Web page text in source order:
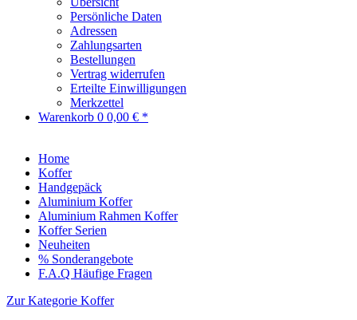
Persönliche Daten
Adressen
Zahlungsarten
Bestellungen
Vertrag widerrufen
Erteilte Einwilligungen
Merkzettel
Warenkorb 0 0,00 € *
Home
Koffer
Handgepäck
Aluminium Koffer
Aluminium Rahmen Koffer
Koffer Serien
Neuheiten
% Sonderangebote
F.A.Q Häufige Fragen
Zur Kategorie Koffer